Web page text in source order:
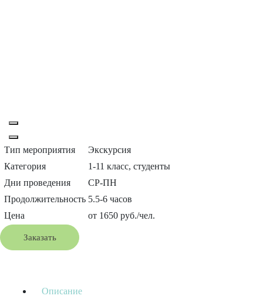
Тип мероприятия
Экскурсия
Категория
1-11 класс, студенты
Дни проведения
СР-ПН
Продолжительность 5.5-6 часов
Цена
от 1650 руб./чел.
Заказать
Описание